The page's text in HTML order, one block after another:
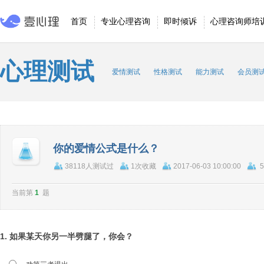
首页 专业心理咨询 即时倾诉 心理咨询师培
心理测试 爱情测试 性格测试 能力测试 会员测
你的爱情公式是什么？
38118人测试过 1次收藏 2017-06-03 10:00:00
当前第 1 题
1. 如果某天你另一半劈腿了，你会？